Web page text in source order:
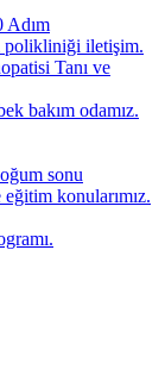
Adım
polikliniği iletişim.
Tanı ve
bakım odamız.
sonu
konularımız.